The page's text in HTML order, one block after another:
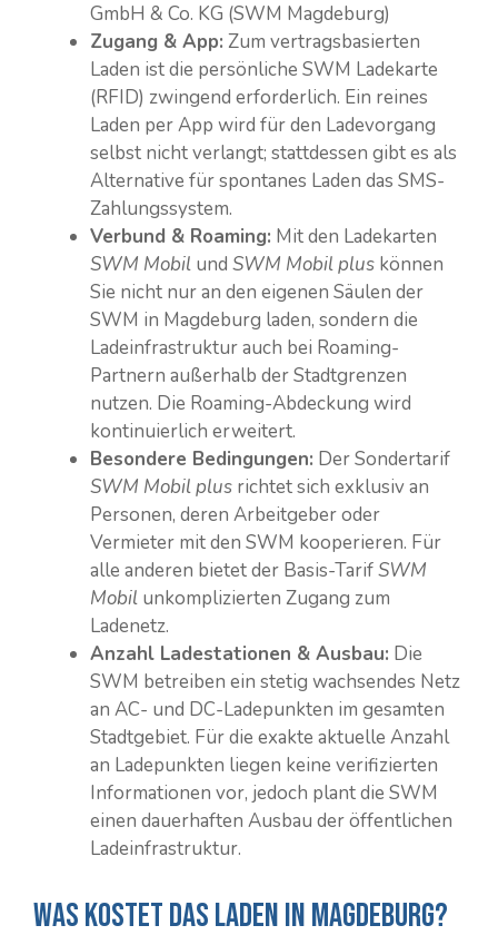
GmbH & Co. KG (SWM Magdeburg)
Zugang & App: Zum vertragsbasierten
Laden ist die persönliche SWM Ladekarte
(RFID) zwingend erforderlich. Ein reines
Laden per App wird für den Ladevorgang
selbst nicht verlangt; stattdessen gibt es als
Alternative für spontanes Laden das SMS-
Zahlungssystem.
Verbund & Roaming: Mit den Ladekarten
SWM Mobil und SWM Mobil plus können
Sie nicht nur an den eigenen Säulen der
SWM in Magdeburg laden, sondern die
Ladeinfrastruktur auch bei Roaming-
Partnern außerhalb der Stadtgrenzen
nutzen. Die Roaming-Abdeckung wird
kontinuierlich erweitert.
Besondere Bedingungen: Der Sondertarif
SWM Mobil plus richtet sich exklusiv an
Personen, deren Arbeitgeber oder
Vermieter mit den SWM kooperieren. Für
alle anderen bietet der Basis-TarifSWM
Mobil unkomplizierten Zugang zum
Ladenetz.
Anzahl Ladestationen & Ausbau: Die
SWM betreiben ein stetig wachsendes Netz
an AC- und DC-Ladepunkten im gesamten
Stadtgebiet. Für die exakte aktuelle Anzahl
an Ladepunkten liegen keine verifizierten
Informationen vor, jedoch plant die SWM
einen dauerhaften Ausbau der öffentlichen
Ladeinfrastruktur.
Was kostet das Laden in Magdeburg?